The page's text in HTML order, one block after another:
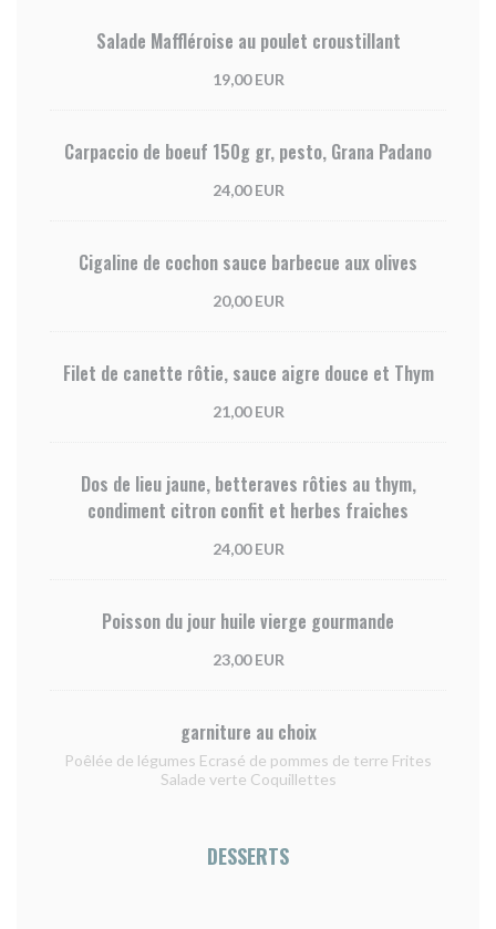
Salade Maffléroise au poulet croustillant
19,00 EUR
Carpaccio de boeuf 150g gr, pesto, Grana Padano
24,00 EUR
Cigaline de cochon sauce barbecue aux olives
20,00 EUR
Filet de canette rôtie, sauce aigre douce et Thym
21,00 EUR
Dos de lieu jaune, betteraves rôties au thym,
condiment citron confit et herbes fraiches
24,00 EUR
Poisson du jour huile vierge gourmande
23,00 EUR
garniture au choix
Poêlée de légumes Ecrasé de pommes de terre Frites
Salade verte Coquillettes
DESSERTS